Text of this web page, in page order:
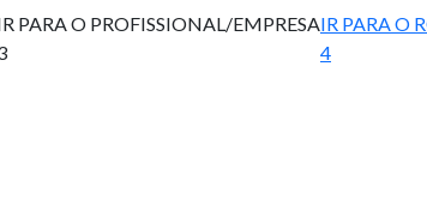
PARA O PROFISSIONAL/EMPRESAIR PARA O
4